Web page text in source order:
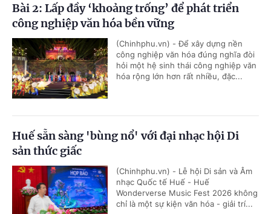
Bài 2: Lấp đầy ‘khoảng trống’ để phát triển
công nghiệp văn hóa bền vững
(Chinhphu.vn) - Để xây dựng nền
công nghiệp văn hóa đúng nghĩa đòi
hỏi một hệ sinh thái công nghiệp văn
hóa rộng lớn hơn rất nhiều, đặc...
Huế sẵn sàng 'bùng nổ' với đại nhạc hội Di
sản thức giấc
(Chinhphu.vn) - Lễ hội Di sản và Âm
nhạc Quốc tế Huế - Huế
Wonderverse Music Fest 2026 không
chỉ là một sự kiện văn hóa - giải trí...